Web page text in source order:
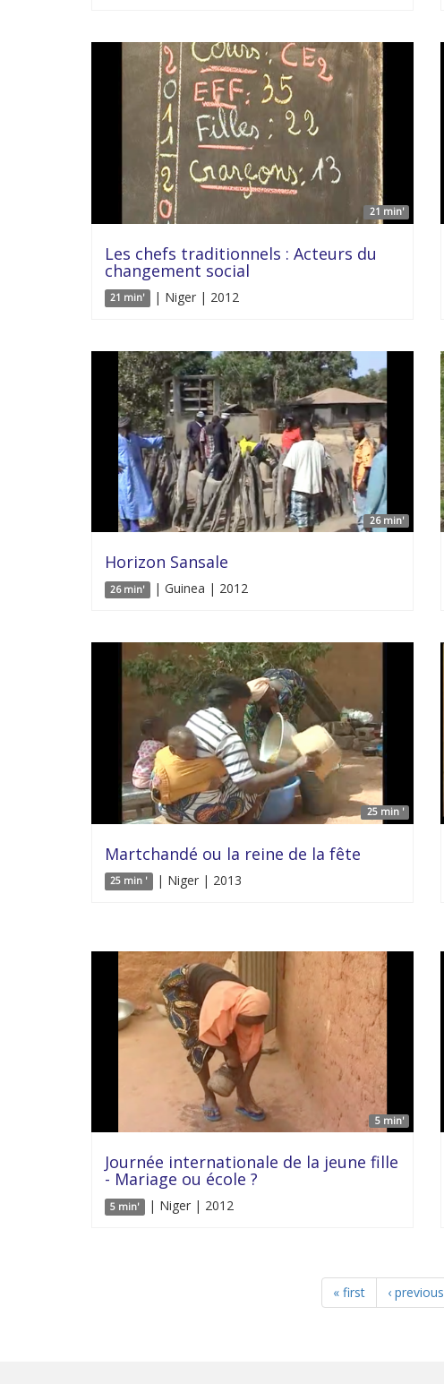
21 min'
Les chefs traditionnels : Acteurs du
changement social
21 min' | Niger | 2012
26 min'
Horizon Sansale
26 min' | Guinea | 2012
25 min '
Martchandé ou la reine de la fête
25 min ' | Niger | 2013
5 min'
Journée internationale de la jeune fille
- Mariage ou école ?
5 min' | Niger | 2012
« first ‹ previous